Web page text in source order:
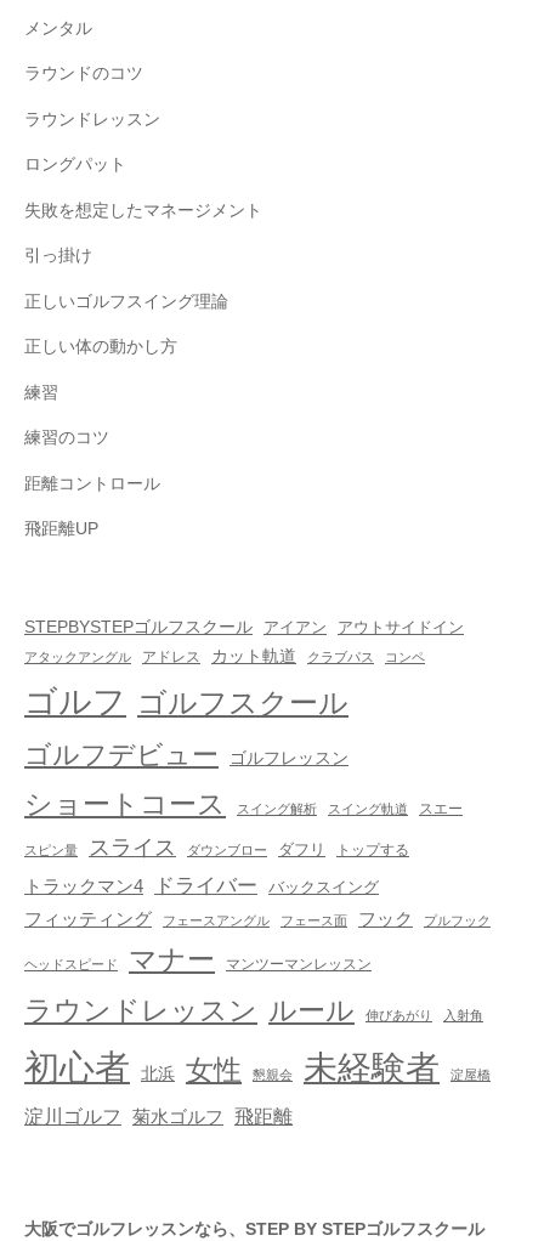
メンタル
ラウンドのコツ
ラウンドレッスン
ロングパット
失敗を想定したマネージメント
引っ掛け
正しいゴルフスイング理論
正しい体の動かし方
練習
練習のコツ
距離コントロール
飛距離UP
STEPBYSTEPゴルフスクール アイアン アウトサイドイン
アタックアングル アドレス カット軌道 クラブパス コンペ
ゴルフ ゴルフスクール
ゴルフデビュー ゴルフレッスン
ショートコース スイング解析 スイング軌道 スエー
スピン量 スライス ダウンブロー ダフリ トップする
トラックマン4 ドライバー バックスイング
フィッティング フェースアングル フェース面 フック プルフック
ヘッドスピード マナー マンツーマンレッスン
ラウンドレッスン ルール 伸びあがり 入射角
初心者 北浜 女性 懇親会 未経験者 淀屋橋
淀川ゴルフ 菊水ゴルフ 飛距離
大阪でゴルフレッスンなら、STEP BY STEPゴルフスクール